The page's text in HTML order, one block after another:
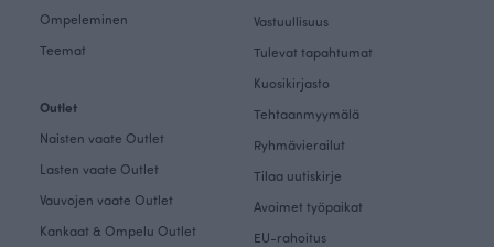
Ompeleminen
Teemat
Outlet
Naisten vaate Outlet
Lasten vaate Outlet
Vauvojen vaate Outlet
Kankaat & Ompelu Outlet
Vastuullisuus
Tulevat tapahtumat
Kuosikirjasto
Tehtaanmyymälä
Ryhmävierailut
Tilaa uutiskirje
Avoimet työpaikat
EU-rahoitus